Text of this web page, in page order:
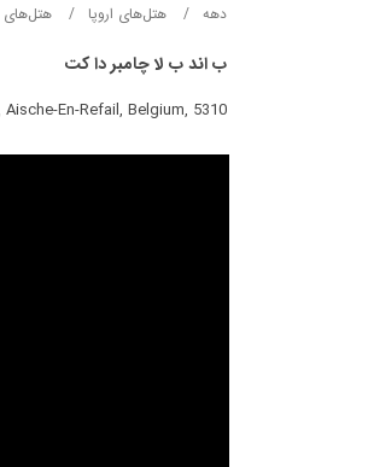
دهه هتل‌های اروپا هتل‌های
ب اند ب لا چامبر دا کت
En-Refail, Belgium, 5310